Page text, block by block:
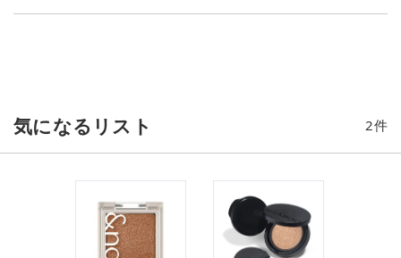
気になるリスト 2件